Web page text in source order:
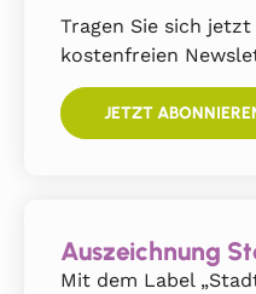
Tragen Sie sich
kostenfreien
JETZT
Auszeichnung
Mit dem Label